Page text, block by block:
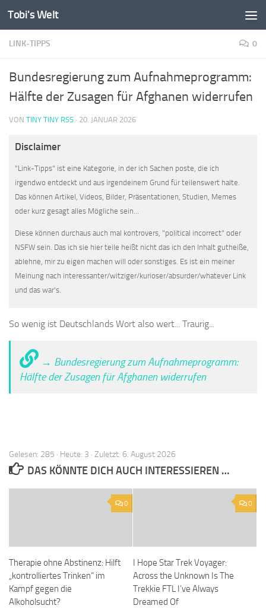
Zum Inhalt springen
Tobi's Welt
LINK-TIPPS 0
Bundesregierung zum Aufnahmeprogramm:
Hälfte der Zusagen für Afghanen widerrufen
VON TINY TINY RSS · 20. JANUAR 2026
Disclaimer
"Link-Tipps" ist eine Kategorie, in der ich Sachen poste, die ich
irgendwo entdeckt und aus irgendeinem Grund für teilenswert halte.
Das können Artikel, Videos, Bilder, Präsentationen, Studien, Memes
oder kurz gesagt alles Mögliche sein...
Diese können durchaus auch mal kontrovers, "political incorrect" oder
NSFW sein. Das ich sie hier teile heißt nicht das ich den Inhalt gutheiße,
ablehne, mir zu eigen machen will oder sonstiges. Es ist ein meiner
Meinung nach interessanter/witziger/kurioser/absurder/whatever Link
und das war's.
So wenig ist Deutschlands Wort also wert... Traurig...
→ Bundesregierung zum Aufnahmeprogramm:
Hälfte der Zusagen für Afghanen widerrufen
Gelesen: 285 · Heute: 3 · Zuletzt: 6. August 2026
DAS KÖNNTE DICH AUCH INTERESSIEREN …
0
Therapie ohne Abstinenz: Hilft
„kontrolliertes Trinken“ im
Kampf gegen die
Alkoholsucht?
0
I Hope Star Trek Voyager:
Across the Unknown Is The
Trekkie FTL I’ve Always
Dreamed Of